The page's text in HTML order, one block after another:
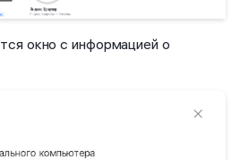
окно с информацией о